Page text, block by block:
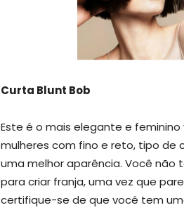
Curta Blunt Bob
Este é o mais elegante e
mulheres com fino e reto, tipo de
uma melhor aparência. Você não
para criar franja, uma vez que
certifique-se de que você tem